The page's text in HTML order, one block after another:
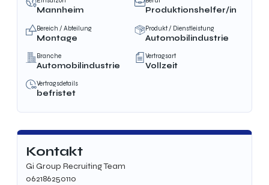
Mannheim Produktionshelfer/in
Bereich / Abteilung
Montage
Produkt / Dienstleistung
Automobilindustrie
Branche
Automobilindustrie
Vertragsart
Vollzeit
Vertragsdetails
befristet
Kontakt
Gi Group Recruiting Team
062186250110